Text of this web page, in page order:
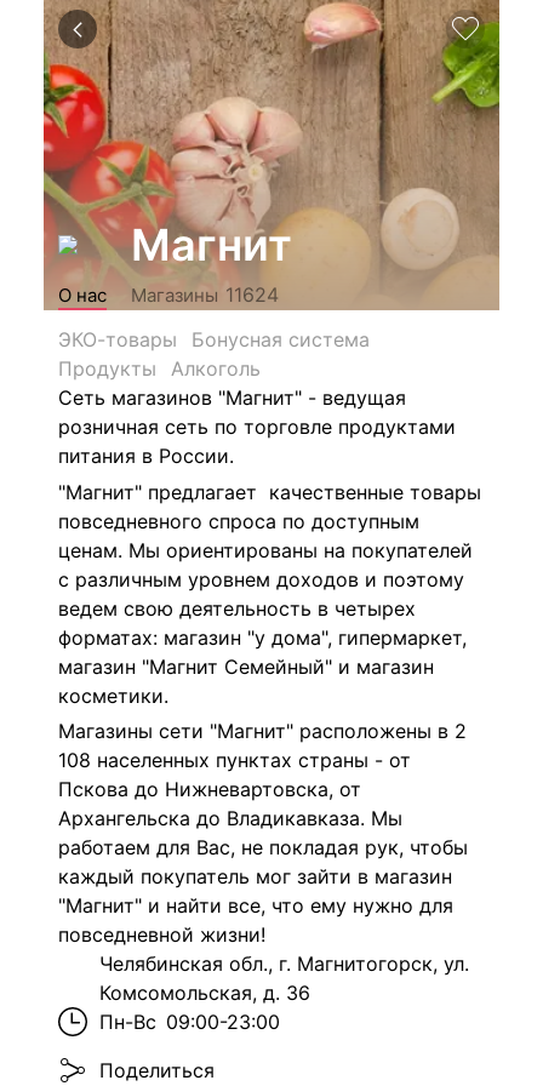
Магнит
О нас Магазины 11624
ЭКО-товары
Бонусная система
Продукты
Алкоголь
Сеть магазинов "Магнит" - ведущая
розничная сеть по торговле продуктами
питания в России.
"Магнит" предлагает качественные товары
повседневного спроса по доступным
ценам. Мы ориентированы на покупателей
с различным уровнем доходов и поэтому
ведем свою деятельность в четырех
форматах: магазин "у дома", гипермаркет,
магазин "Магнит Семейный" и магазин
косметики.
Магазины сети "Магнит" расположены в 2
108 населенных пунктах страны - от
Пскова до Нижневартовска, от
Архангельска до Владикавказа. Мы
работаем для Вас, не покладая рук, чтобы
каждый покупатель мог зайти в магазин
"Магнит" и найти все, что ему нужно для
повседневной жизни!
Челябинская обл., г. Магнитогорск, ул.
Комсомольская, д. 36
Пн-Вс 09:00-23:00
Поделиться